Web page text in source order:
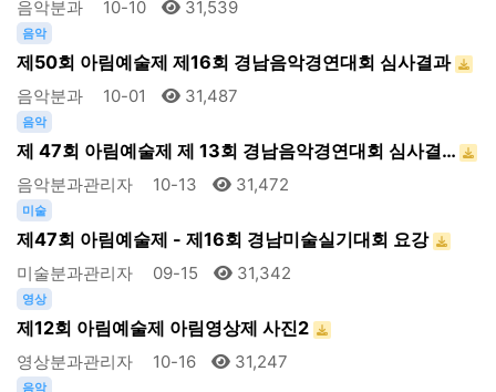
음악분과 10-10 31,539
음악
제50회 아림예술제 제16회 경남음악경연대회 심사결과
음악분과 10-01 31,487
음악
제 47회 아림예술제 제 13회 경남음악경연대회 심사결…
음악분과관리자 10-13 31,472
미술
제47회 아림예술제 - 제16회 경남미술실기대회 요강
미술분과관리자 09-15 31,342
영상
제12회 아림예술제 아림영상제 사진2
영상분과관리자 10-16 31,247
음악